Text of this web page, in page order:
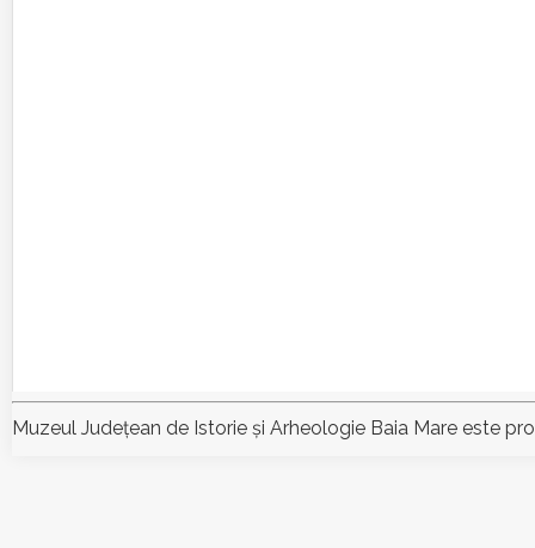
Muzeul Judeţean de Istorie şi Arheologie Baia Mare este